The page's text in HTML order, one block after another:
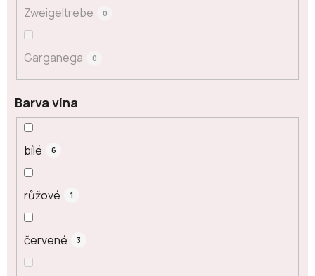
Zweigeltrebe 0
Garganega 0
Barva vína
bílé 6
růžové 1
červené 3